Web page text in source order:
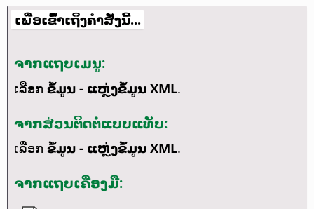
ເພື່ອເຂົ້າເຖິງຄຳສັ່ງນີ້...
ຈາກແຖບເມນູ:
ເລືອກ ຂໍ້ມູນ - ແຫຼ່ງຂໍ້ມູນ XML.
ຈາກສ່ວນຕິດຕໍ່ແບບແທັບ:
ເລືອກ ຂໍ້ມູນ - ແຫຼ່ງຂໍ້ມູນ XML.
ຈາກແຖບເຄື່ອງມື: